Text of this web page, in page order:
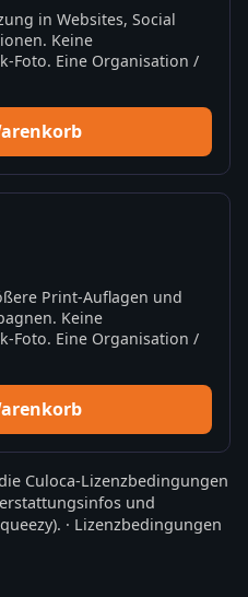
in Websites, Social
Keine
Foto. Eine Organisation /
Print-Auflagen und
Keine
Foto. Eine Organisation /
Culoca-Lizenzbedingungen
und
· Lizenzbedingungen